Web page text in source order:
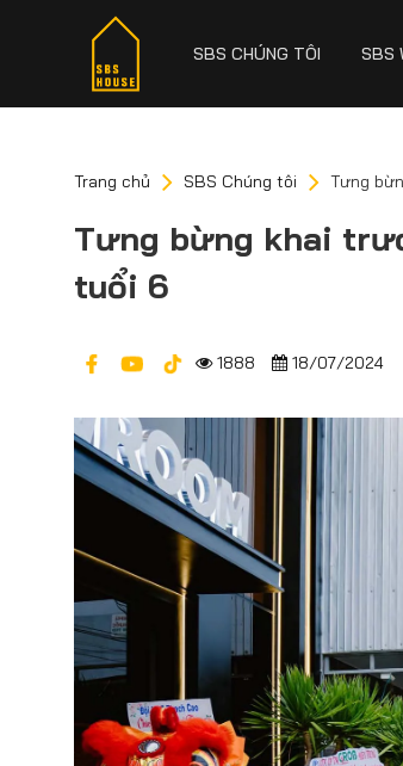
SBS CHÚNG TÔI SBS
Trang chủ SBS Chúng tôi Tưng
Tưng bừng khai
tuổi 6
1888 18/07/2024